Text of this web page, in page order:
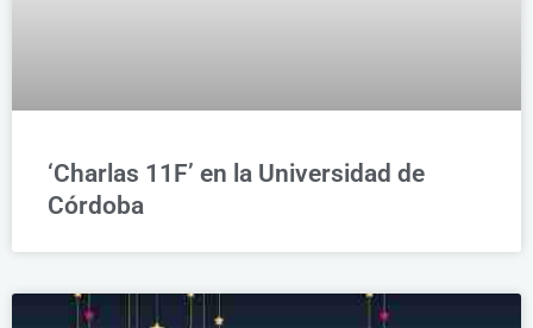
‘Charlas 11F’ en la Universidad de
Córdoba